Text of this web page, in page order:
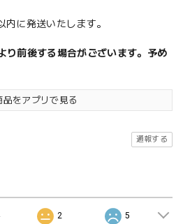
内に発送いたします。
り前後する場合がございます。予め
品をアプリで見る
通報する
2 5